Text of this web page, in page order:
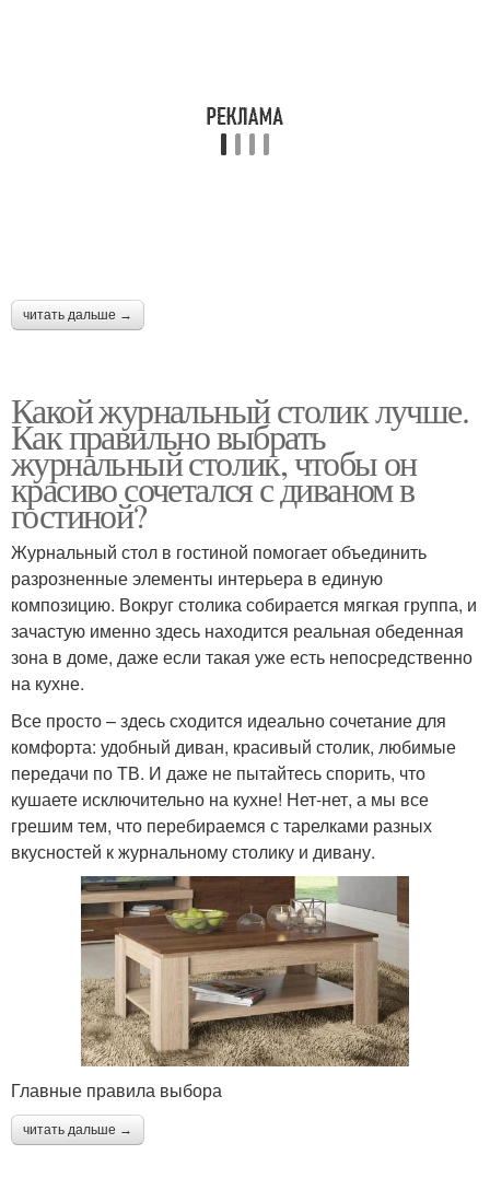
читать дальше →
Какой журнальный столик лучше.
Как правильно выбрать
журнальный столик, чтобы он
красиво сочетался с диваном в
гостиной?
Журнальный стол в гостиной помогает объединить
разрозненные элементы интерьера в единую
композицию. Вокруг столика собирается мягкая группа, и
зачастую именно здесь находится реальная обеденная
зона в доме, даже если такая уже есть непосредственно
на кухне.
Все просто – здесь сходится идеально сочетание для
комфорта: удобный диван, красивый столик, любимые
передачи по ТВ. И даже не пытайтесь спорить, что
кушаете исключительно на кухне! Нет-нет, а мы все
грешим тем, что перебираемся с тарелками разных
вкусностей к журнальному столику и дивану.
Главные правила выбора
читать дальше →